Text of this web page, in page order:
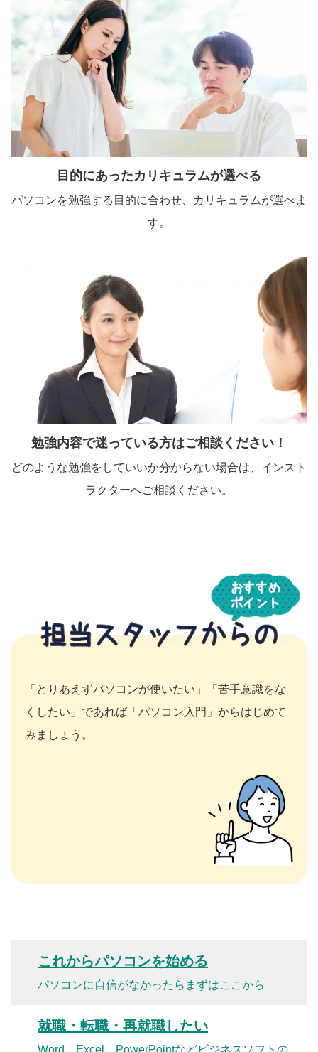
目的にあったカリキュラムが選べる
パソコンを勉強する目的に合わせ、カリキュラムが選べま
す。
勉強内容で迷っている方はご相談ください！
どのような勉強をしていいか分からない場合は、インスト
ラクターへご相談ください。
「とりあえずパソコンが使いたい」「苦手意識をな
くしたい」であれば「パソコン入門」からはじめて
みましょう。
これからパソコンを始める
パソコンに自信がなかったらまずはここから
就職・転職・再就職したい